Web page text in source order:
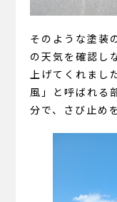
そのような塗装
の天気を確認し
上げてくれまし
風」と呼ばれる
分で、さび止め